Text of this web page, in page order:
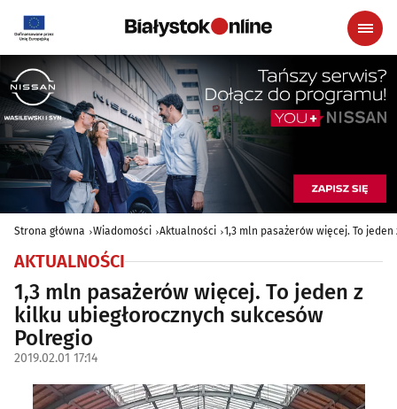
Strona główna Wiadomości Aktualności 1,3 mln pasażerów więcej. To
AKTUALNOŚCI
1,3 mln pasażerów więcej. To jeden z
kilku ubiegłorocznych sukcesów
Polregio
2019.02.01 17:14